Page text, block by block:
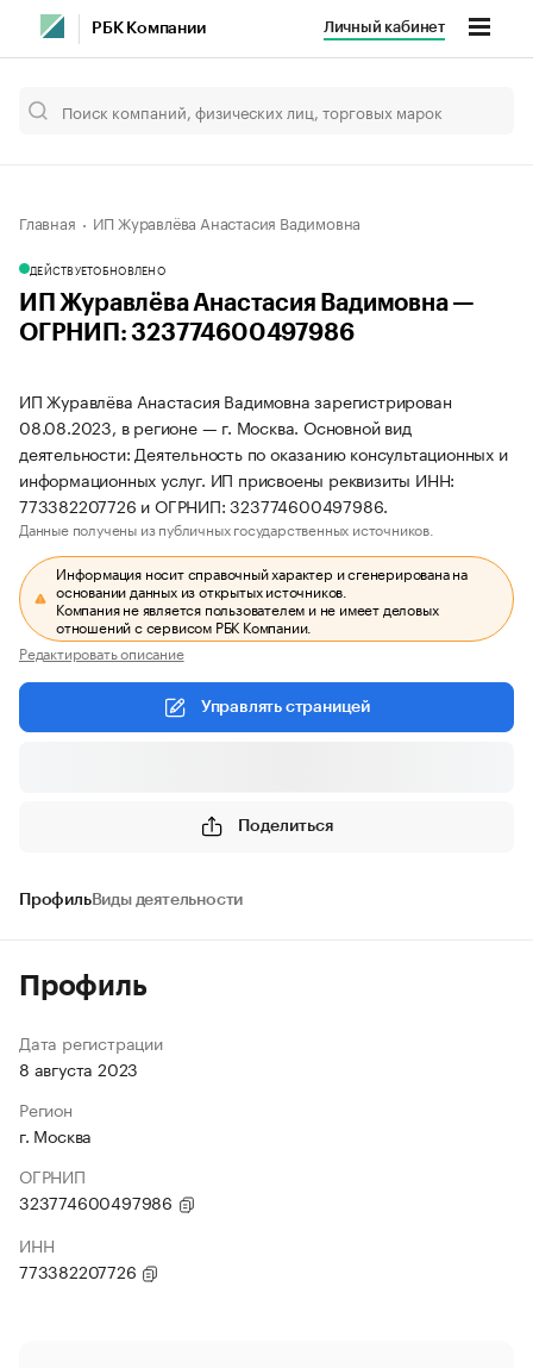
РБК Компании Личный кабинет
Главная ИП Журавлёва Анастасия Вадимовна
ДЕЙСТВУЕТОБНОВЛЕНО
ИП Журавлёва Анастасия Вадимовна —
ОГРНИП: 323774600497986
ИП Журавлёва Анастасия Вадимовна зарегистрирован
08.08.2023, в регионе — г. Москва. Основной вид
деятельности: Деятельность по оказанию консультационных и
информационных услуг. ИП присвоены реквизиты ИНН:
773382207726 и ОГРНИП: 323774600497986.
Данные получены из публичных государственных источников.
Информация носит справочный характер и сгенерирована на
основании данных из открытых источников.
Компания не является пользователем и не имеет деловых
отношений с сервисом РБК Компании.
Редактировать описание
Управлять страницей
Поделиться
ПрофильВиды деятельности
Профиль
Дата регистрации
8 августа 2023
Регион
г. Москва
ОГРНИП
323774600497986
ИНН
773382207726